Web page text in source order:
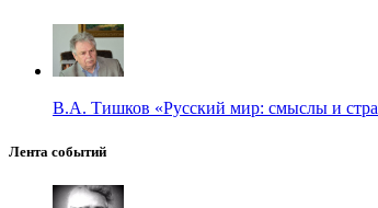
В.А. Тишков «Русский мир: смыслы и
Лента событий